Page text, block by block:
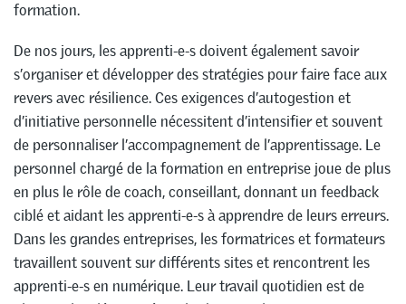
formation.
De nos jours, les apprenti-e-s doivent également savoir
s’organiser et développer des stratégies pour faire face aux
revers avec résilience. Ces exigences d’autogestion et
d’initiative personnelle nécessitent d’intensifier et souvent
de personnaliser l’accompagnement de l’apprentissage. Le
personnel chargé de la formation en entreprise joue de plus
en plus le rôle de coach, conseillant, donnant un feedback
ciblé et aidant les apprenti-e-s à apprendre de leurs erreurs.
Dans les grandes entreprises, les formatrices et formateurs
travaillent souvent sur différents sites et rencontrent les
apprenti-e-s en numérique. Leur travail quotidien est de